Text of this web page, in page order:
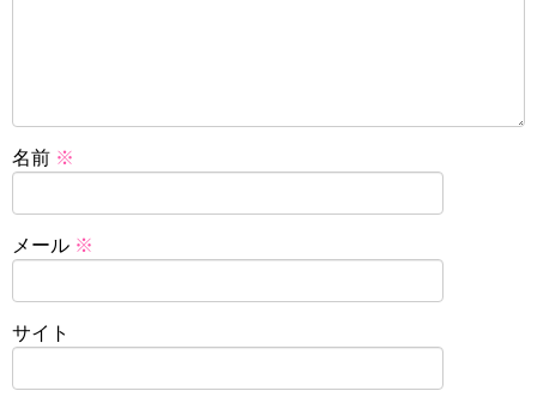
名前 ※
メール ※
サイト